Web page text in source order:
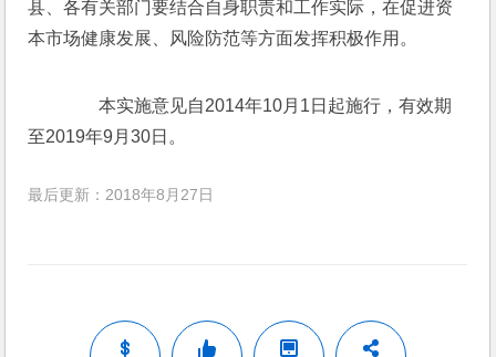
县、各有关部门要结合自身职责和工作实际，在促进资
本市场健康发展、风险防范等方面发挥积极作用。
本实施意见自2014年10月1日起施行，有效期
至2019年9月30日。
最后更新：2018年8月27日